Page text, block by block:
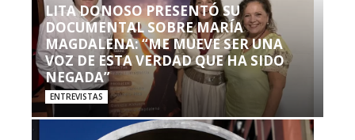
LITA DONOSO PRESENTÓ SU
DOCUMENTAL SOBRE MARÍA
MAGDALENA: “ME MUEVE SER UNA
VOZ DE ESTA VERDAD QUE HA SIDO
NEGADA”
ENTREVISTAS